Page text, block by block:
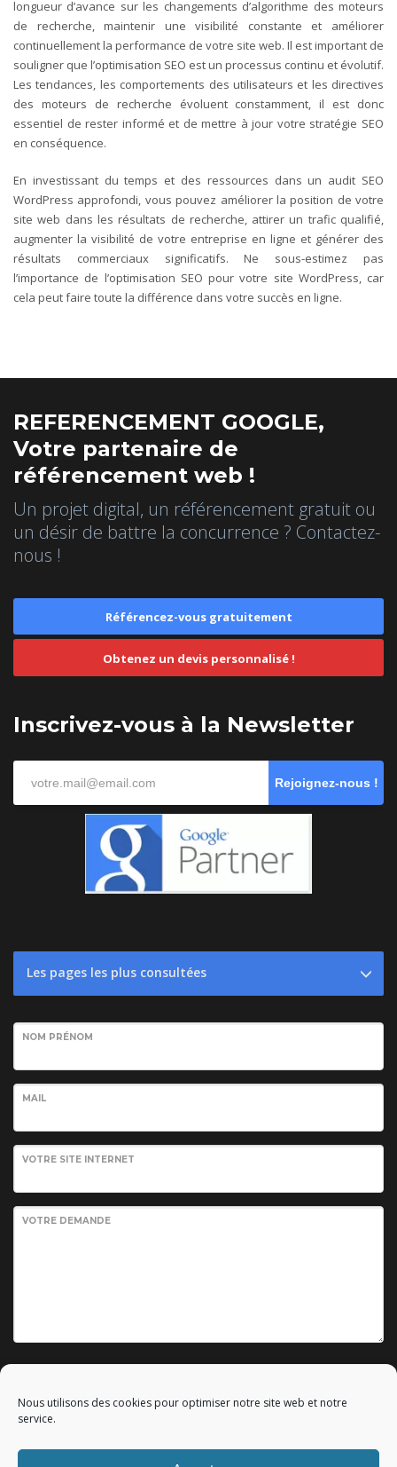
Nous utilisons des cookies pour optimiser notre site web et notre
service.
longueur d’avance sur les changements d’algorithme des moteurs
de recherche, maintenir une visibilité constante et améliorer
continuellement la performance de votre site web. Il est important de
souligner que l’optimisation SEO est un processus continu et évolutif.
Les tendances, les comportements des utilisateurs et les directives
des moteurs de recherche évoluent constamment, il est donc
essentiel de rester informé et de mettre à jour votre stratégie SEO
en conséquence.
En investissant du temps et des ressources dans un audit SEO
WordPress approfondi, vous pouvez améliorer la position de votre
site web dans les résultats de recherche, attirer un trafic qualifié,
augmenter la visibilité de votre entreprise en ligne et générer des
résultats commerciaux significatifs. Ne sous-estimez pas
l’importance de l’optimisation SEO pour votre site WordPress, car
cela peut faire toute la différence dans votre succès en ligne.
REFERENCEMENT GOOGLE,
Votre partenaire de
référencement web !
Un projet digital, un référencement gratuit ou
un désir de battre la concurrence ? Contactez-
nous !
Référencez-vous gratuitement
Obtenez un devis personnalisé !
Inscrivez-vous à la Newsletter
Rejoignez-nous !
Les pages les plus consultées
NOM PRÉNOM
MAIL
VOTRE SITE INTERNET
VOTRE DEMANDE